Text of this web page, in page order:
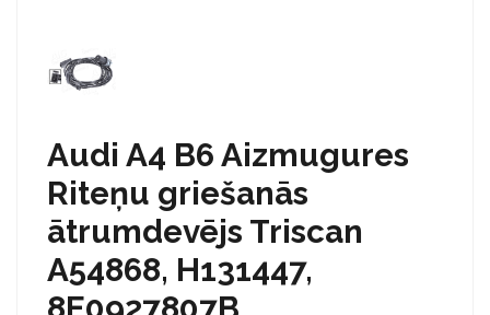
Audi A4 B6 Aizmugures
Riteņu griešanās
ātrumdevējs Triscan
A54868, H131447,